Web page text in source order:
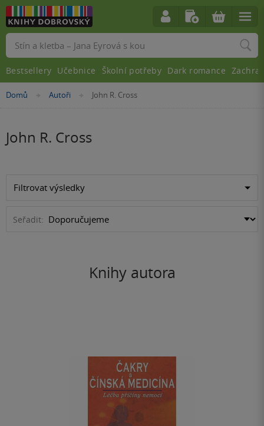
Nacházíte
Domů »Autoři »John R. Cross
John R. Cross
Filtrovat výsledky
Seřadit:
Knihy autora
Vyhledávání
Bestsellery Učebnice Školní potřeby Dark romance